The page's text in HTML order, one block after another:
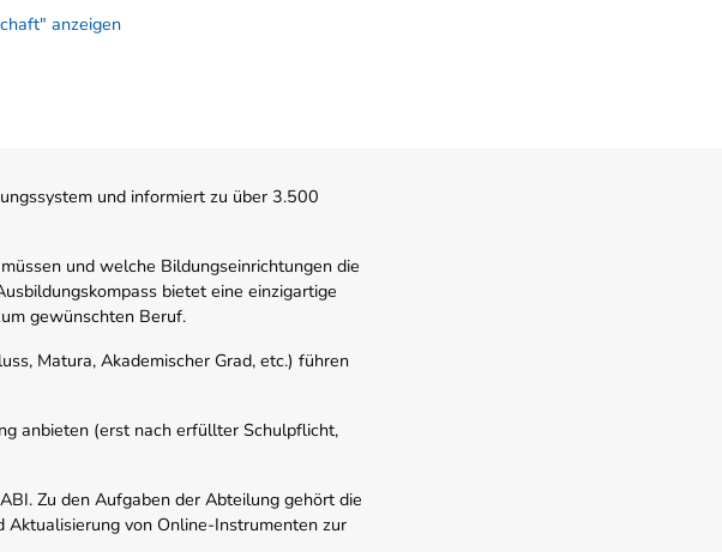
anzeigen
und informiert zu über 3.500
und welche Bildungseinrichtungen die
bietet eine einzigartige
gewünschten Beruf.
Matura, Akademischer Grad, etc.) führen
anbieten (erst nach erfüllter Schulpflicht,
Zu den Aufgaben der Abteilung gehört die
von Online-Instrumenten zur